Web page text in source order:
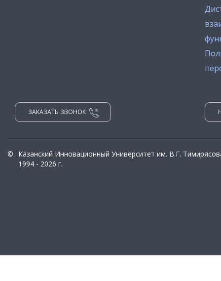
ЗАКАЗАТЬ ЗВОНОК
©
Казанский Инновационный Университет им. В.Г.
1994 - 2026 г.